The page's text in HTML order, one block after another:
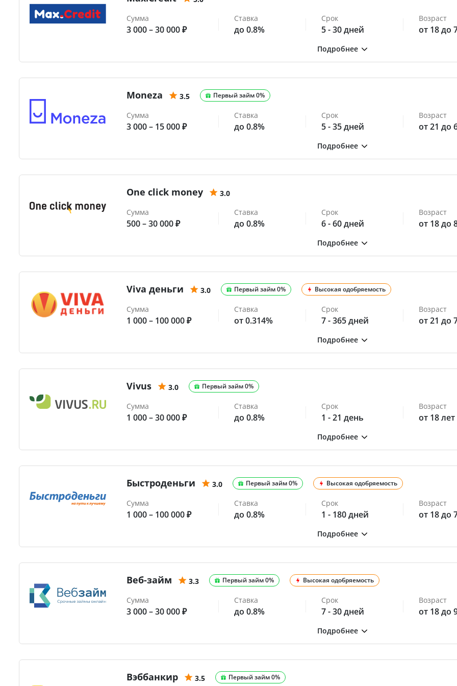
Сумма
3 000 – 30 000 ₽
Ставка
до 0.8%
Срок
5 - 30 дней
Возраст
от 18 до
Moneza 3.5 Первый займ 0%
Сумма
3 000 – 15 000 ₽
Ставка
до 0.8%
Срок
5 - 35 дней
Возраст
от 21 до
One click money
3.0
Сумма
500 – 30 000 ₽
Ставка
до 0.8%
Срок
6 - 60 дней
Возраст
от 18 до
Viva деньги 3.0 Первый займ 0% Высокая одобряемость
Сумма
1 000 – 100 000 ₽
Ставка
от 0.314%
Срок
7 - 365 дней
Возраст
от 21 до
Vivus 3.0 Первый займ 0%
Сумма
1 000 – 30 000 ₽
Ставка
до 0.8%
Срок
1 - 21 день
Возраст
от 18 лет
Быстроденьги 3.0 Первый займ 0% Высокая одобряемость
Сумма
1 000 – 100 000 ₽
Ставка
до 0.8%
Срок
1 - 180 дней
Возраст
от 18 до
Веб-займ 3.3 Первый займ 0% Высокая одобряемость
Сумма
3 000 – 30 000 ₽
Ставка
до 0.8%
Срок
7 - 30 дней
Возраст
от 18 до
Вэббанкир 3.5 Первый займ 0%